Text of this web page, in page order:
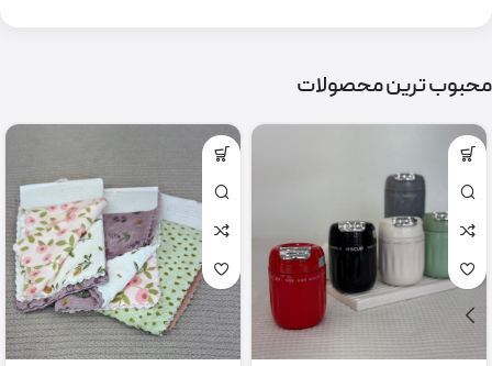
محبوب ترین محصولات